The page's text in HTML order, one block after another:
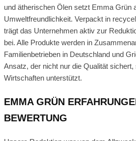
und ätherischen Ölen setzt Emma Grün
Umweltfreundlichkeit. Verpackt in
trägt das Unternehmen aktiv zur
bei. Alle Produkte werden in
Familienbetrieben in Deutschland und
Ansatz, der nicht nur die Qualität
Wirtschaften unterstützt.
EMMA GRÜN
BEWERTUNG